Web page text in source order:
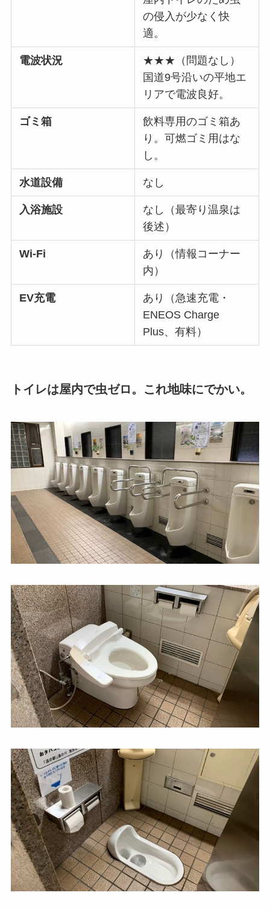
の侵入が少なく快
適。
電波状況
★★★（問題なし）
国道9号沿いの平地エ
リアで電波良好。
ゴミ箱
飲料専用のゴミ箱あ
り。可燃ゴミ用はな
し。
水道設備 なし
入浴施設
なし（最寄り温泉は
後述）
Wi-Fi
あり（情報コーナー
内）
EV充電
あり（急速充電・
ENEOS Charge
Plus、有料）
トイレは屋内で虫ゼロ。これ地味にでかい。